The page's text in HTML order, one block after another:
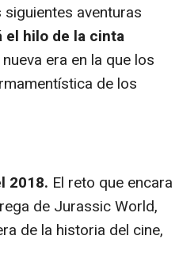
aventuras
el hilo de la cinta
era en la que los
de los
2018. El reto que encara
de Jurassic World,
de la historia del cine,